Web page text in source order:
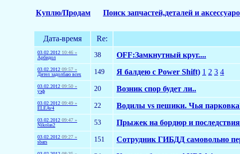
Куплю/Продам Поиск запчастей,деталей и
Дата-время Re:
03.02.2012 10:46 »
Арбидол
38 OFF:Замкнутный круг....
03.02.2012 09:57 »
Дятел задолбаю всех
149 Я балдею с Power Shift) 1 2 3 4
03.02.2012 09:50 »
уэф
20 Возник спор будет ли..
03.02.2012 09:49 »
ELEAv4
22 Водилы vs пешики. Чья
03.02.2012 09:47 »
Nikolas2
53 Прыжек на бордюр и
03.02.2012 09:27 »
sbars
151 Сотрудник ГИБДД самовольно